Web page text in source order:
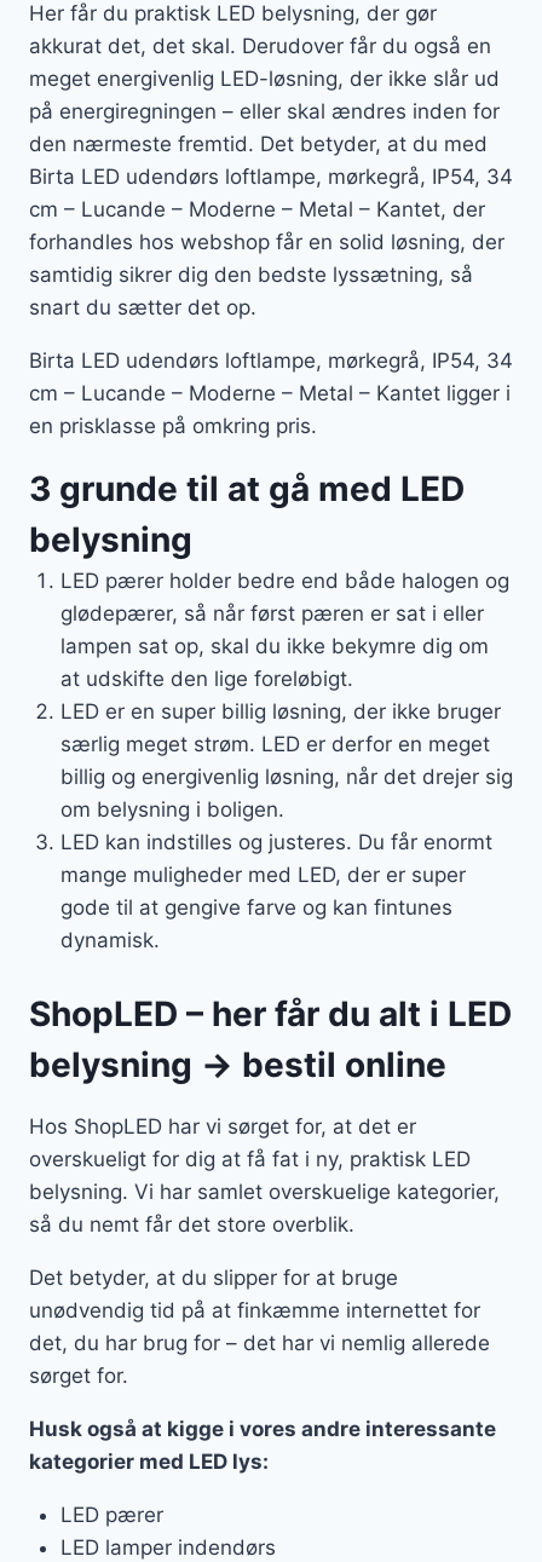
Her får du praktisk LED belysning, der gør
akkurat det, det skal. Derudover får du også en
meget energivenlig LED-løsning, der ikke slår ud
på energiregningen – eller skal ændres inden for
den nærmeste fremtid. Det betyder, at du med
Birta LED udendørs loftlampe, mørkegrå, IP54, 34
cm – Lucande – Moderne – Metal – Kantet, der
forhandles hos webshop får en solid løsning, der
samtidig sikrer dig den bedste lyssætning, så
snart du sætter det op.
Birta LED udendørs loftlampe, mørkegrå, IP54, 34
cm – Lucande – Moderne – Metal – Kantet ligger i
en prisklasse på omkring pris.
3 grunde til at gå med LED
belysning
LED pærer holder bedre end både halogen og
glødepærer, så når først pæren er sat i eller
lampen sat op, skal du ikke bekymre dig om
at udskifte den lige foreløbigt.
LED er en super billig løsning, der ikke bruger
særlig meget strøm. LED er derfor en meget
billig og energivenlig løsning, når det drejer sig
om belysning i boligen.
LED kan indstilles og justeres. Du får enormt
mange muligheder med LED, der er super
gode til at gengive farve og kan fintunes
dynamisk.
ShopLED – her får du alt i LED
belysning → bestil online
Hos ShopLED har vi sørget for, at det er
overskueligt for dig at få fat i ny, praktisk LED
belysning. Vi har samlet overskuelige kategorier,
så du nemt får det store overblik.
Det betyder, at du slipper for at bruge
unødvendig tid på at finkæmme internettet for
det, du har brug for – det har vi nemlig allerede
sørget for.
Husk også at kigge i vores andre interessante
kategorier med LED lys:
LED pærer
LED lamper indendørs